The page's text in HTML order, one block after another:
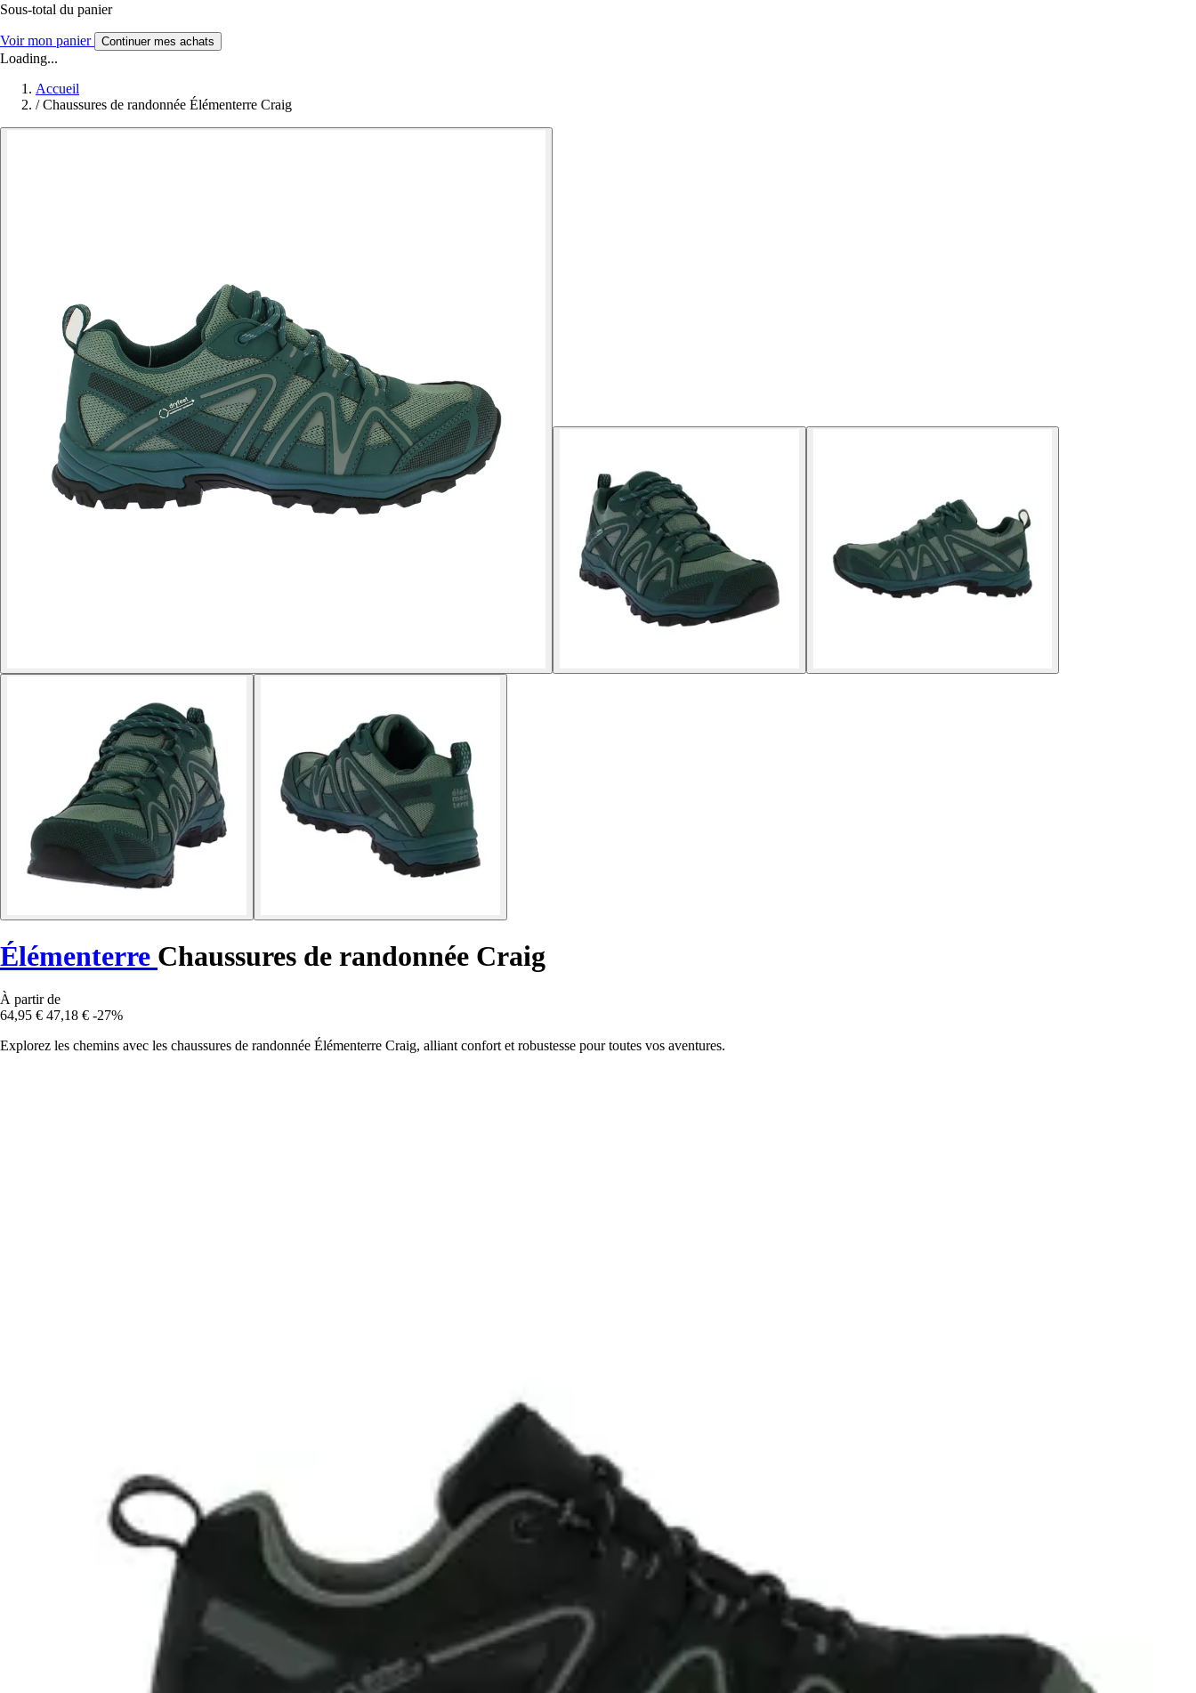
Sous-total du panier
Voir mon panier Continuer mes achats
Loading...
Accueil
/ Chaussures de randonnée Élémenterre Craig
Élémenterre Chaussures de randonnée Craig
À partir de
64,95 € 47,18 € -27%
Explorez les chemins avec les chaussures de randonnée Élémenterre Craig, alliant confort et robustesse pour toutes vos aventures.